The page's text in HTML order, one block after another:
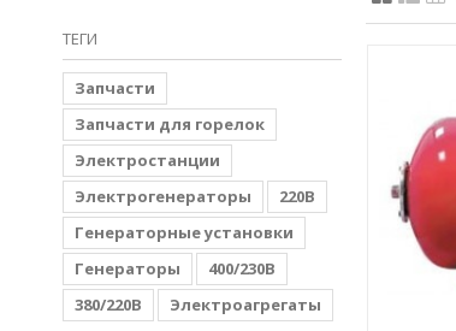
ТЕГИ
Запчасти
Запчасти для горелок
Электростанции
Электрогенераторы
220В
Генераторные установки
Генераторы
400/230В
380/220В
Электроагрегаты